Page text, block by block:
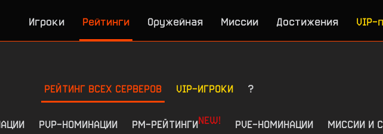
Игроки Рейтинги Оружейная Миссии Достижения VIP-
РЕЙТИНГ ВСЕХ СЕРВЕРОВ VIP-ИГРОКИ ?
PVP-НОМИНАЦИИ РМ-РЕЙТИНГИNEW! PVE-НОМИНАЦИИ МИССИИ И